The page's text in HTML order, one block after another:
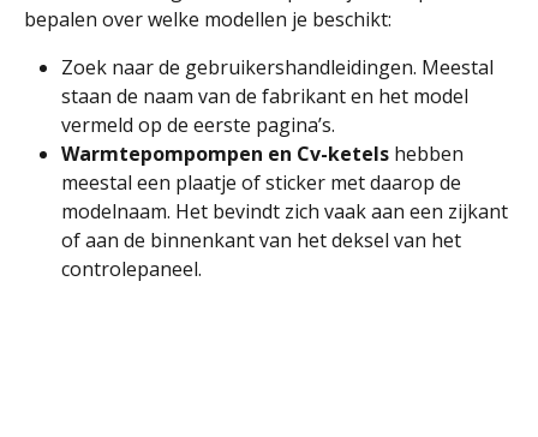
bepalen over welke modellen je beschikt:
Zoek naar de gebruikershandleidingen. Meestal
staan de naam van de fabrikant en het model
vermeld op de eerste pagina’s.
Warmtepompompen en Cv-ketels hebben
meestal een plaatje of sticker met daarop de
modelnaam. Het bevindt zich vaak aan een zijkant
of aan de binnenkant van het deksel van het
controlepaneel.